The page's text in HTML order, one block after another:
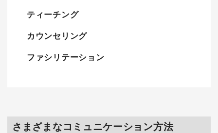
ティーチング
カウンセリング
ファシリテーション
さまざまなコミュニケーション方法